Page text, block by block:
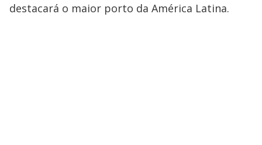
destacará o maior porto da América Latina.